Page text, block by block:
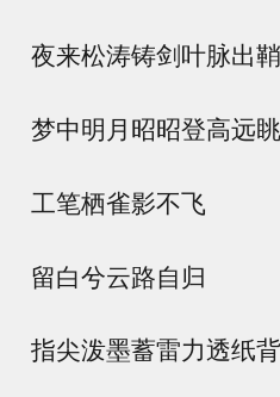
夜来松涛铸剑叶脉出鞘
梦中明月昭昭登高远眺
工笔栖雀影不飞
留白兮云路自归
指尖泼墨蓄雷力透纸背